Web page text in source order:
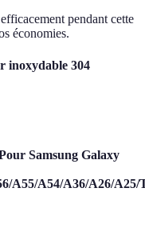
pendant cette
économies.
inoxydable 304
Samsung Galaxy
A55/A54/A36/A26/A25/